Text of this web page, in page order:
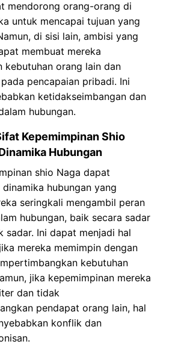
mendorong orang-orang di
untuk mencapai tujuan yang
di sisi lain, ambisi yang
membuat mereka
kebutuhan orang lain dan
pencapaian pribadi. Ini
ketidakseimbangan dan
hubungan.
Kepemimpinan Shio
Hubungan
shio Naga dapat
hubungan yang
seringkali mengambil peran
hubungan, baik secara sadar
sadar. Ini dapat menjadi hal
mereka memimpin dengan
kebutuhan
jika kepemimpinan mereka
dan tidak
pendapat orang lain, hal
konflik dan